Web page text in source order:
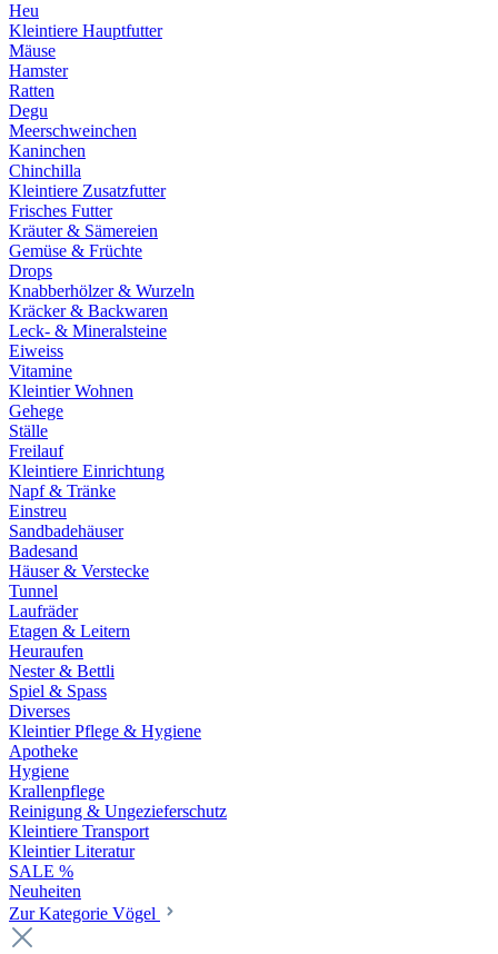
Heu
Kleintiere Hauptfutter
Mäuse
Hamster
Ratten
Degu
Meerschweinchen
Kaninchen
Chinchilla
Kleintiere Zusatzfutter
Frisches Futter
Kräuter & Sämereien
Gemüse & Früchte
Drops
Knabberhölzer & Wurzeln
Kräcker & Backwaren
Leck- & Mineralsteine
Eiweiss
Vitamine
Kleintier Wohnen
Gehege
Ställe
Freilauf
Kleintiere Einrichtung
Napf & Tränke
Einstreu
Sandbadehäuser
Badesand
Häuser & Verstecke
Tunnel
Laufräder
Etagen & Leitern
Heuraufen
Nester & Bettli
Spiel & Spass
Diverses
Kleintier Pflege & Hygiene
Apotheke
Hygiene
Krallenpflege
Reinigung & Ungezieferschutz
Kleintiere Transport
Kleintier Literatur
SALE %
Neuheiten
Zur Kategorie Vögel